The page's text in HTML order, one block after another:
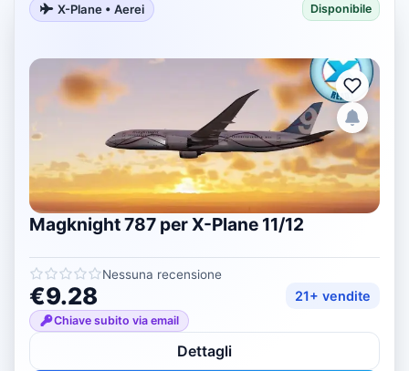
X-Plane • Aerei Disponibile
Magknight 787 per X-Plane 11/12
Nessuna recensione
€9.28 21+ vendite
Chiave subito via email
Dettagli